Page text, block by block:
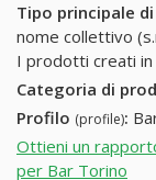
Tipo principale
nome collettivo
I prodotti creati
Categoria di
Profilo (profile):
Ottieni un
per Bar Torino